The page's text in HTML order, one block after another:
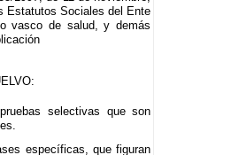
Estatutos Sociales del Ente
vasco de salud, y demás
selectivas que son
específicas, que figuran